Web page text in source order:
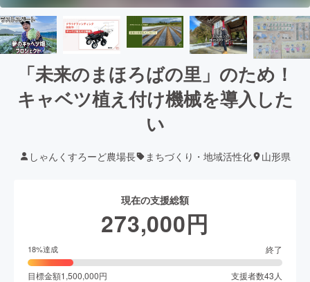
「未来のまほろばの里」のため！
キャベツ植え付け機械を導入した
い
しゃんくすろーど農場長 まちづくり・地域活性化 山形県
現在の支援総額
273,000円
18%達成 終了
目標金額1,500,000円 支援者数43 人